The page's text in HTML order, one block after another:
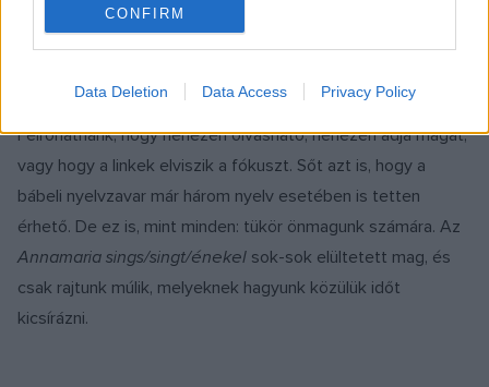
CONFIRM
Data Deletion Data Access Privacy Policy
megfér egy térben és időben. Ez a kötet az időről is szól.
Felróhatnánk, hogy nehezen olvasható, nehezen adja magát,
vagy hogy a linkek elviszik a fókuszt. Sőt azt is, hogy a
bábeli nyelvzavar már három nyelv esetében is tetten
érhető. De ez is, mint minden: tükör önmagunk számára. Az
Annamaria sings/singt/énekel sok-sok elültetett mag, és
csak rajtunk múlik, melyeknek hagyunk közülük időt
kicsírázni.